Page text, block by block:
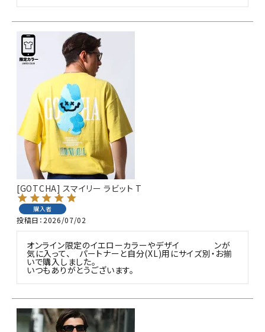
キーワードから探す
価格から探す
円 ～
並び順
カテゴリ
サイズ
S
M
L
XL
XXL
40inc
KIDS
カラー
[GOTCHA] スマイリー ラビット T
購入者
投稿日 2026/07/02
オンライン限定のイエローカラーやデザイ　　　　ンが
気に入って、　パートナーと自分(XL)用にサイズ別・お揃
いで購入しました。
いつもありがとうございます。